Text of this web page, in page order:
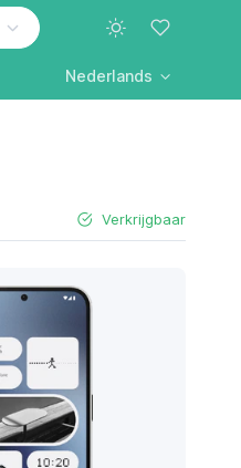
Nederlands
Verkrijgbaar